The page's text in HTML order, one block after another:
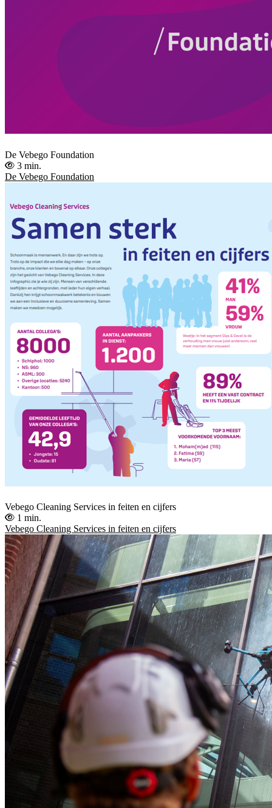
De Vebego Foundation
3 min.
De Vebego Foundation
Vebego Cleaning Services in feiten en cijfers
1 min.
Vebego Cleaning Services in feiten en cijfers